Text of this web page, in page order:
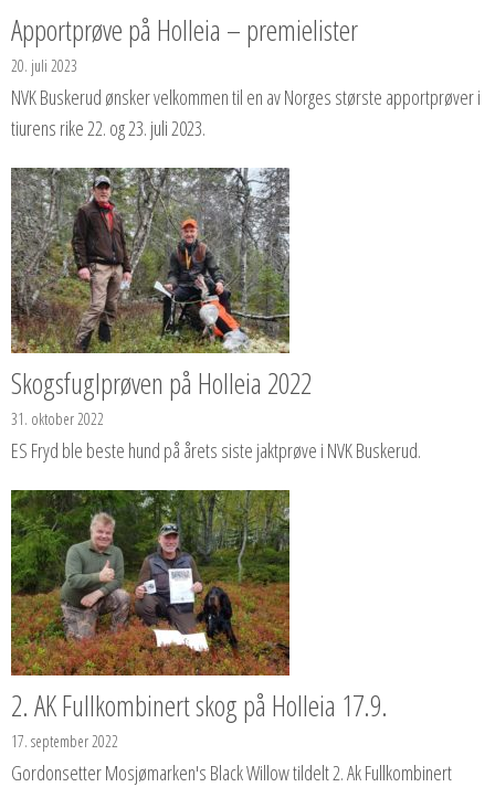
Apportprøve på Holleia – premielister
20. juli 2023
NVK Buskerud ønsker velkommen til en av Norges største apportprøver i
tiurens rike 22. og 23. juli 2023.
Skogsfuglprøven på Holleia 2022
31. oktober 2022
ES Fryd ble beste hund på årets siste jaktprøve i NVK Buskerud.
2. AK Fullkombinert skog på Holleia 17.9.
17. september 2022
Gordonsetter Mosjømarken's Black Willow tildelt 2. Ak Fullkombinert